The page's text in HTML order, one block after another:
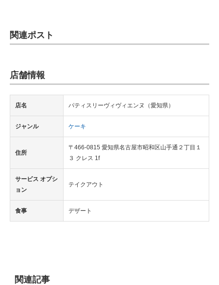
ちょっと気になるネットの話題
関連ポスト
店舗情報
店名 パティスリーヴィヴィエンヌ（愛知県）
ジャンル ケーキ
住所
〒466-0815 愛知県名古屋市昭和区山手通２丁目１
３ クレス 1f
サービス オプシ
ョン
テイクアウト
食事 デザート
関連記事